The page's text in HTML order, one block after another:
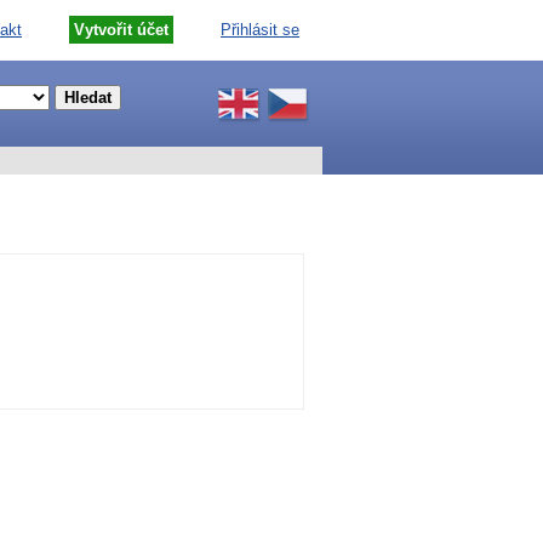
Vytvořit účet Přihlásit se